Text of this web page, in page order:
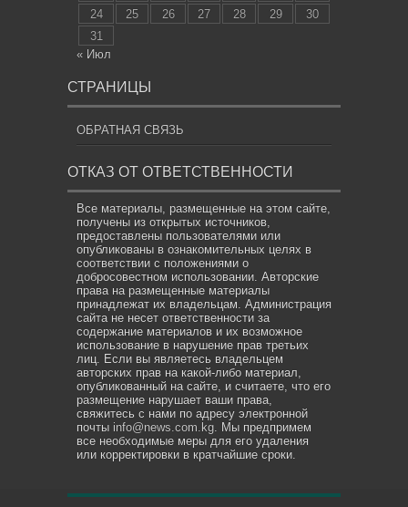
24
25 26 27 28 29
30
31
« Июл
СТРАНИЦЫ
ОБРАТНАЯ СВЯЗЬ
ОТКАЗ ОТ ОТВЕТСТВЕННОСТИ
Все материалы, размещенные на этом сайте,
получены из открытых источников,
предоставлены пользователями или
опубликованы в ознакомительных целях в
соответствии с положениями о
добросовестном использовании. Авторские
права на размещенные материалы
принадлежат их владельцам. Администрация
сайта не несет ответственности за
содержание материалов и их возможное
использование в нарушение прав третьих
лиц. Если вы являетесь владельцем
авторских прав на какой-либо материал,
опубликованный на сайте, и считаете, что его
размещение нарушает ваши права,
свяжитесь с нами по адресу электронной
почты info@news.com.kg . Мы предпримем
все необходимые меры для его удаления
или корректировки в кратчайшие сроки.